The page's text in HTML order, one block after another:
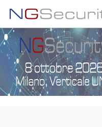
contenuto
principale